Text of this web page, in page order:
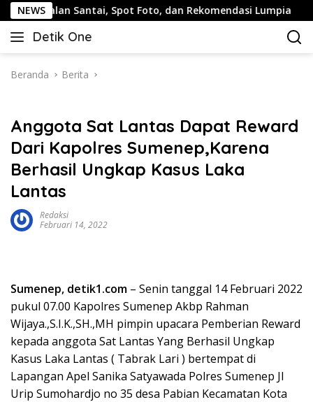
Langsung
ke
konten
NEWS
Jalan Santai, Spot Foto, dan Rekomendasi Lumpia
Detik One
Tajam
Fakta
Beranda Berita
Anggota Sat Lantas Dapat Reward
Dari Kapolres Sumenep,Karena
Berhasil Ungkap Kasus Laka
Lantas
Redaksi
Februari 14, 2022
Sumenep, detik1.com – Senin tanggal 14 Februari 2022
pukul 07.00 Kapolres Sumenep Akbp Rahman
Wijaya.,S.I.K.,SH.,MH pimpin upacara Pemberian Reward
kepada anggota Sat Lantas Yang Berhasil Ungkap
Kasus Laka Lantas ( Tabrak Lari ) bertempat di
Lapangan Apel Sanika Satyawada Polres Sumenep Jl
Urip Sumohardjo no 35 desa Pabian Kecamatan Kota